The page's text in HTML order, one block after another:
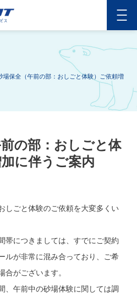
場保全（午前の部：おしごと体験）ご依頼増
の部：おしごと体
に伴うご案内
しごと体験のご依頼を大変多くい
帯につきましては、すでにご契約
ルが非常に混み合っており、ご希
がございます。
、午前中の砂場体験に関しては調